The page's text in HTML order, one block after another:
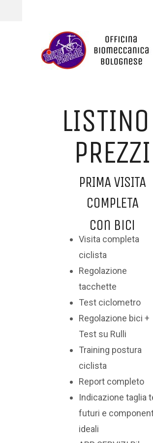
LISTINO
PREZZI
PRIMA VISITA
COMPLETA
con bici
Visita completa
ciclista
Regolazione
tacchette
Test ciclometro
Regolazione bici +
Test su Rulli
Training postura
ciclista
Report completo
Indicazione taglia
futuri e
ideali